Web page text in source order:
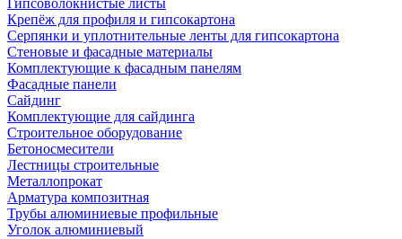
Гипсоволокнистые листы
Крепёж для профиля и гипсокартона
Серпянки и уплотнительные ленты для гипсокартона
Стеновые и фасадные материалы
Комплектующие к фасадным панелям
Фасадные панели
Сайдинг
Комплектующие для сайдинга
Строительное оборудование
Бетоносмесители
Лестницы строительные
Металлопрокат
Арматура композитная
Трубы алюминиевые профильные
Уголок алюминиевый